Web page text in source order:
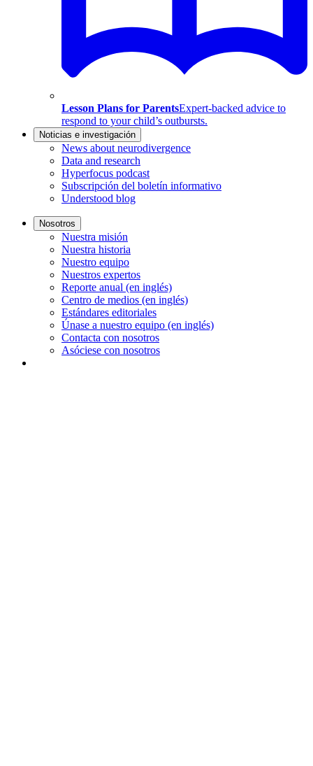
Lesson Plans for ParentsExpert-backed advice to
respond to your child’s outbursts.
Noticias e investigación
News about neurodivergence
Data and research
Hyperfocus podcast
Subscripción del boletín informativo
Understood blog
Nosotros
Nuestra misión
Nuestra historia
Nuestro equipo
Nuestros expertos
Reporte anual (en inglés)
Centro de medios (en inglés)
Estándares editoriales
Únase a nuestro equipo (en inglés)
Contacta con nosotros
Asóciese con nosotros